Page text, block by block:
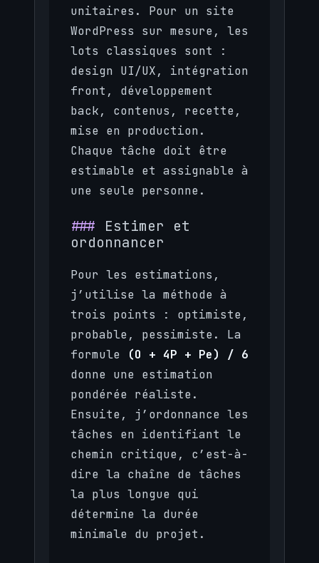
unitaires. Pour un site
WordPress sur mesure, les
lots classiques sont :
design UI/UX, intégration
front, développement
back, contenus, recette,
mise en production.
Chaque tâche doit être
estimable et assignable à
une seule personne.
Estimer et
ordonnancer
Pour les estimations,
j’utilise la méthode à
trois points : optimiste,
probable, pessimiste. La
formule
(O + 4P + Pe) / 6
donne une estimation
pondérée réaliste.
Ensuite, j’ordonnance les
tâches en identifiant le
chemin critique, c’est-à-
dire la chaîne de tâches
la plus longue qui
détermine la durée
minimale du projet.